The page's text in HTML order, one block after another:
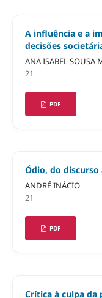
A influência e a
decisões
ANA ISABEL SOUSA
21
PDF
Ódio, do discurso
ANDRÉ INÁCIO
21
PDF
Crítica à culpa da